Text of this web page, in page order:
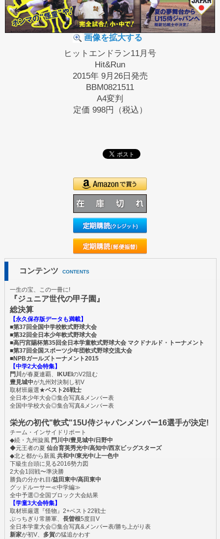
画像を拡大する
ヒットエンドラン11月号
Hit&Run
2015年 9月26日発売
BBM0821511
A4変判
定価 998円（税込）
コンテンツ CONTENTS
一生の宝、この一冊に!
『ジュニア世代の甲子園』
総決算
【永久保存版データも満載】
■第37回全国中学校軟式野球大会
■第32回全日本少年軟式野球大会
■高円宮賜杯第35回全日本学童軟式野球大会 マクドナルド・トーナメント
■第37回全国スポーツ少年団軟式野球交流大会
■NPBガールズトーナメント2015
【中学2大会特集】
門川 が春夏連覇、 IKUEIのV2阻む
豊見城中が九州対決制し初V
取材班厳選★ベスト26戦士
全日本少年大会◎集合写真&メンバー表
全国中学校大会◎集合写真&メンバー表
栄光の初代"軟式"15U侍ジャパンメンバー16選手が決定!
チーム・インサイドリポート
◆続・九州旋風 門川中/豊見城中/日野中
◆元王者の夏 仙台育英秀光中/高知中/西京ビッグスターズ
◆北と都から新風 共和中/東光中/上一色中
下級生台頭に見る2016勢力図
2大会1回戦〜準決勝
勝負の分かれ目/益田東中/高田東中
グッドルーサー≪中学編≫
全中予選◎全国ブロック大会結果
【学童3大会特集】
取材班厳選『怪物』2+ベスト22戦士
ぶっちぎり常勝軍、 長曽根5度目V
全日本学童大会◎集合写真&メンバー表/勝ち上がり表
新家が初V、 多賀の猛追かわす